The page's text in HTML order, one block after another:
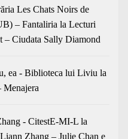
Les Chats Noirs de
– Fantaliria la Lecturi
– Ciudata Sally Diamond
ea - Biblioteca lui Liviu la
Menajera
- CitestE-MI-L la
Zhang – Julie Chan e